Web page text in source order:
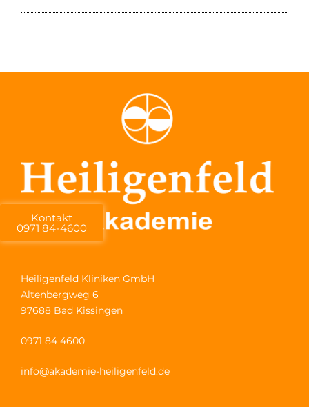
Kontakt
0971 84-4600
Heiligenfeld Kliniken GmbH
Altenbergweg 6
97688 Bad Kissingen
0971 84 4600
info@akademie-heiligenfeld.de